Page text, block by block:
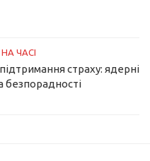
НА ЧАСІ
страху: ядерні
безпорадності